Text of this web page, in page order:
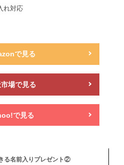
れ対応
で見る
場で見る
で見る
る名前入りプレゼント②